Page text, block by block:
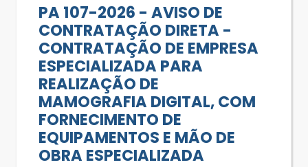
PA 107-2026 - AVISO DE
CONTRATAÇÃO DIRETA -
CONTRATAÇÃO DE EMPRESA
ESPECIALIZADA PARA
REALIZAÇÃO DE
MAMOGRAFIA DIGITAL, COM
FORNECIMENTO DE
EQUIPAMENTOS E MÃO DE
OBRA ESPECIALIZADA